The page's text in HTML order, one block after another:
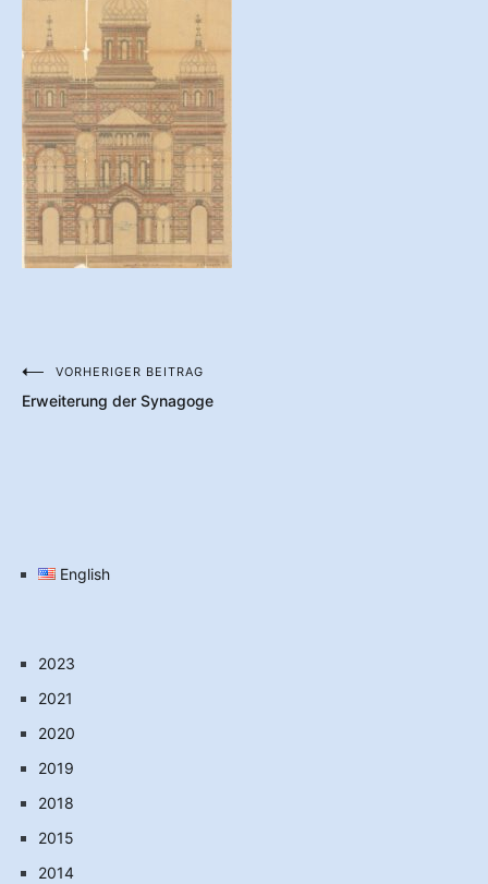
Beitragsnavigation
VORHERIGER BEITRAG
Erweiterung der Synagoge
English
2023
2021
2020
2019
2018
2015
2014